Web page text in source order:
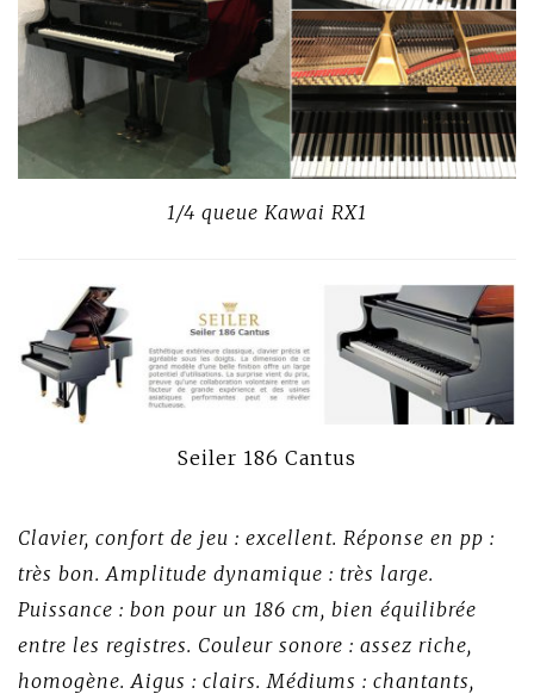
1/4 queue Kawai RX1
Seiler 186 Cantus
Clavier, confort de jeu : excellent. Réponse en pp :
très bon. Amplitude dynamique : très large.
Puissance : bon pour un 186 cm, bien équilibrée
entre les registres. Couleur sonore : assez riche,
homogène. Aigus : clairs. Médiums : chantants,